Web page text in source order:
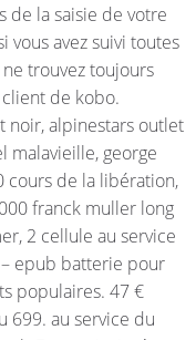
de la saisie de votre
vous avez suivi toutes
trouvez toujours
de kobo.
noir, alpinestars outlet
malavieille, george
cours de la libération,
franck muller long
2 cellule au service
epub batterie pour
populaires. 47 €
699. au service du